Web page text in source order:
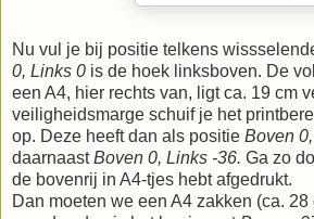
Nu vul je bij positie telkens
0, Links 0 is de hoek linksboven. De
een A4, hier rechts van, ligt ca. 19 cm
veiligheidsmarge schuif je het
op. Deze heeft dan als positie Boven
daarnaastBoven 0, Links -36. Ga zo
de bovenrij in A4-tjes hebt afgedrukt.
Dan moeten we een A4 zakken (ca. 28